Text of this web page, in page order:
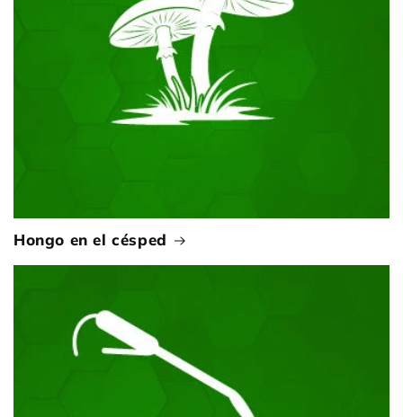
Hongo en el césped